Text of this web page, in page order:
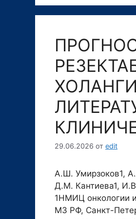
29.06.2026 от edit
А.Ш. Умирзоков1,
Д.М. Кантиева1,
1НМИЦ онкологии
МЗ РФ, Санкт-